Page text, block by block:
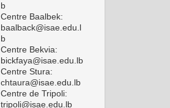
b
Centre Baalbek:
baalback@isae.edu.l
b
Centre Bekvia:
bickfaya@isae.edu.lb
Centre Stura:
chtaura@isae.edu.lb
Centre de Tripoli:
tripoli@isae.edu.lb